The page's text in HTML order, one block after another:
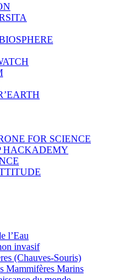
FOR SCIENCE
HACKADEMY
l’Eau
invasif
(Chauves-Souris)
Mammifères Marins